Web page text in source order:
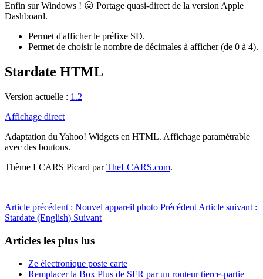
Enfin sur Windows ! 😛 Portage quasi-direct de la version Apple
Dashboard.
Permet d'afficher le préfixe SD.
Permet de choisir le nombre de décimales à afficher (de 0 à 4).
Stardate HTML
Version actuelle : 1.2
Affichage direct
Adaptation du Yahoo! Widgets en HTML. Affichage paramétrable
avec des boutons.
Thème LCARS Picard parTheLCARS.com.
Article précédent : Nouvel appareil photo Précédent Article suivant :
Stardate (English) Suivant
Articles les plus lus
Ze électronique poste carte
Remplacer la Box Plus de SFR par un routeur tierce-partie